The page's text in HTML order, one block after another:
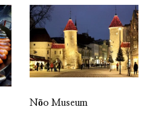
Nõo Museum